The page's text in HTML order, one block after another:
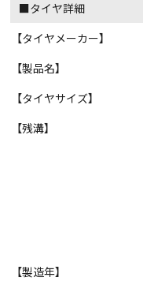
■タイヤ詳細
【タイヤメーカー】
【製品名】
【タイヤサイズ】
【残溝】
【製造年】